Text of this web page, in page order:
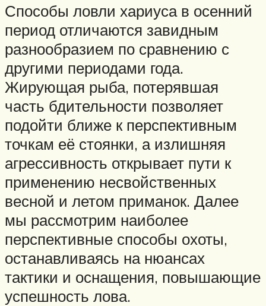
Способы ловли хариуса в осенний
период отличаются завидным
разнообразием по сравнению с
другими периодами года.
Жирующая рыба, потерявшая
часть бдительности позволяет
подойти ближе к перспективным
точкам её стоянки, а излишняя
агрессивность открывает пути к
применению несвойственных
весной и летом приманок. Далее
мы рассмотрим наиболее
перспективные способы охоты,
останавливаясь на нюансах
тактики и оснащения, повышающие
успешность лова.